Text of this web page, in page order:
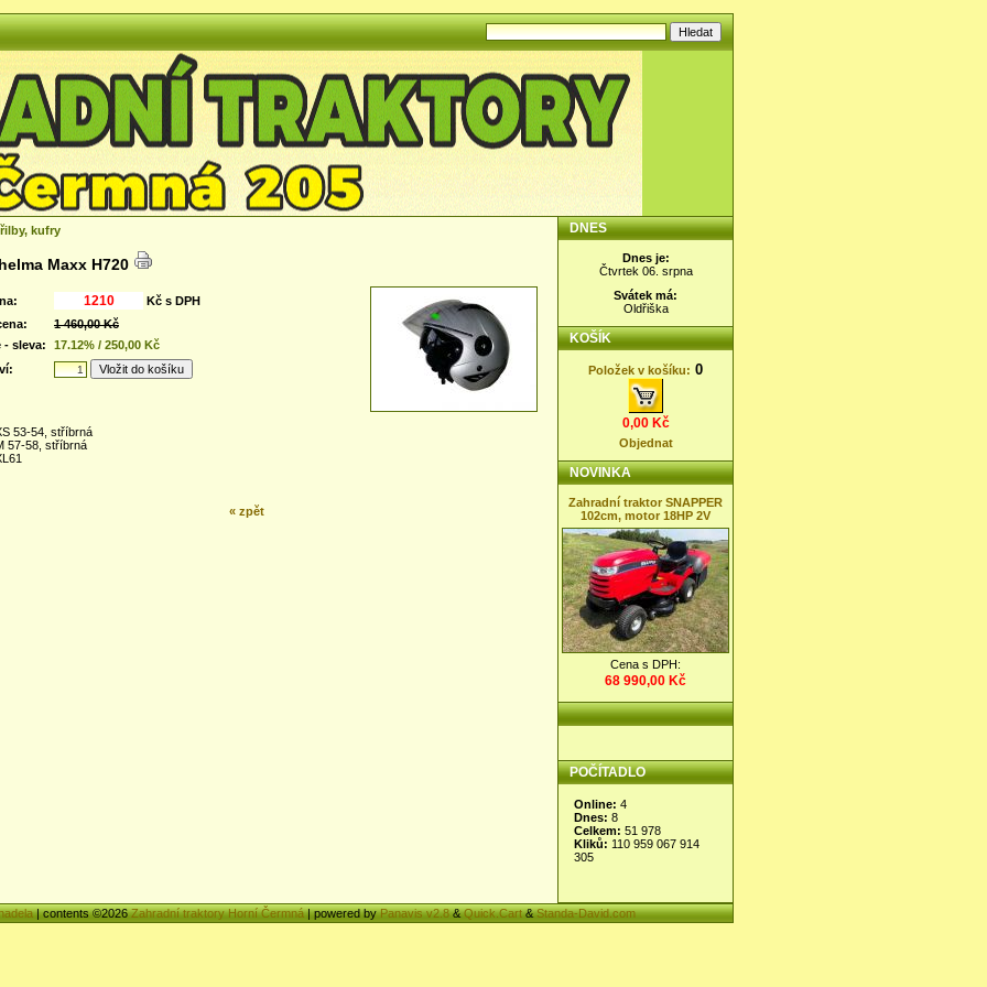
kufry
Maxx H720
Kč s DPH
1 460,00 Kč
- sleva:
17.12% / 250,00 Kč
53-54, stříbrná
57-58, stříbrná
« zpět
DNES
Dnes je:
Čtvrtek 06. srpna
Svátek má:
Oldřiška
KOŠÍK
Položek v košíku: 0
0,00 Kč
Objednat
NOVINKA
Zahradní traktor SNAPPER
102cm, motor 18HP 2V
Cena s DPH:
68 990,00 Kč
POČÍTADLO
| contents ©2026Zahradní traktory Horní Čermná| powered byPanavis v2.8&Quick.Cart&Standa-David.com